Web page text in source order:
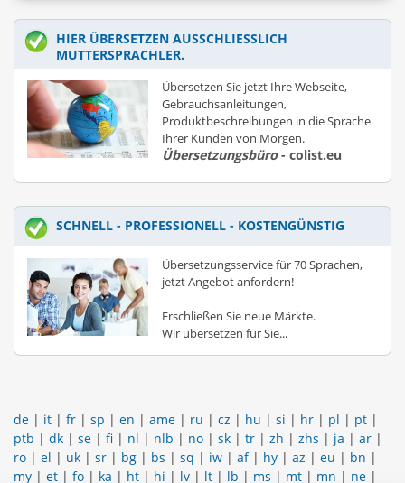
HIER ÜBERSETZEN AUSSCHLIESSLICH M
UTTERSPRACHLER.
Übersetzen Sie jetzt Ihre Webseite,
Gebrauchsanleitungen,
Produktbeschreibungen in die Sprache
Ihrer Kunden von Morgen.
Übersetzungsbüro- colist.eu
SCHNELL - PROFESSIONELL - KOSTENGÜNSTIG
Übersetzungsservice für 70 Sprachen,
jetzt Angebot anfordern!
Erschließen Sie neue Märkte.
Wir übersetzen für Sie...
de | it | fr | sp | en | ame | ru | cz | hu | si | hr | pl | pt |
ptb | dk | se | fi | nl | nlb | no | sk | tr | zh | zhs | ja | ar |
ro | el | uk | sr | bg | bs | sq | iw | af| hy | az | eu | bn |
my | et | fo | ka | ht | hi | lv | lt | lb | ms | mt | mn | ne |